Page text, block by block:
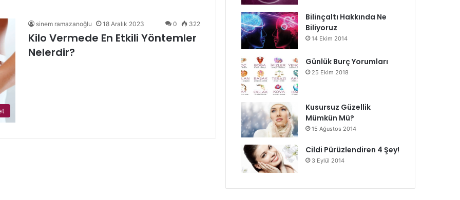
sinem ramazanoğlu 18 Aralık 2023 0 322
Kilo Vermede En Etkili Yöntemler
Nelerdir?
Bilinçaltı Hakkında Ne
Biliyoruz
14 Ekim 2014
Günlük Burç Yorumları
25 Ekim 2018
Kusursuz Güzellik
Mümkün Mü?
15 Ağustos 2014
Cildi Pürüzlendiren 4 Şey!
3 Eylül 2014